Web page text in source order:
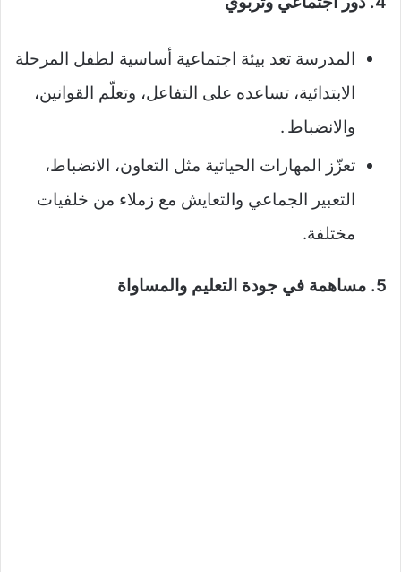
المدرسة تعد بيئة اجتماعية أساسية لطفل المرحلة
الابتدائية، تساعده على التفاعل، وتعلّم القوانين،
والانضباط .
تعزّز المهارات الحياتية مثل التعاون، الانضباط،
التعبير الجماعي والتعايش مع زملاء من خلفيات
مختلفة.
5. مساهمة في جودة التعليم والمساواة